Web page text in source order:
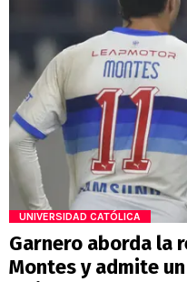
UNIVERSIDAD CATÓLICA
Garnero aborda la
Montes y admite